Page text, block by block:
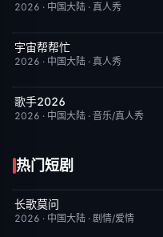
2026 · 中国大陆 · 真人秀
更新至第3期
宇宙帮帮忙
2026 · 中国大陆 · 真人秀
今日更新
歌手2026
2026 · 中国大陆 · 音乐/真人秀
热门短剧
已完结
长歌莫问
2026 · 中国大陆 · 剧情/爱情